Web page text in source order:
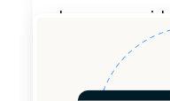
Los
respuestas
y eficaces. En